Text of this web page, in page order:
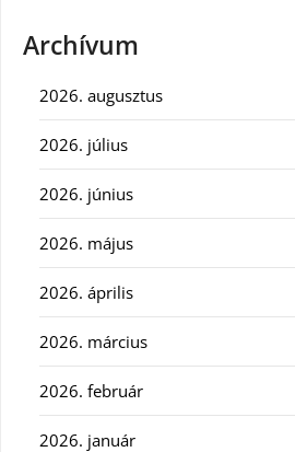
Archívum
2026. augusztus
2026. július
2026. június
2026. május
2026. április
2026. március
2026. február
2026. január